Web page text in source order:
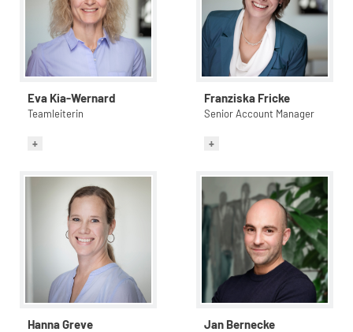
Eva Kia-Wernard
Teamleiterin
Franziska Fricke
Senior Account Manager
Hanna Greve Jan Bernecke